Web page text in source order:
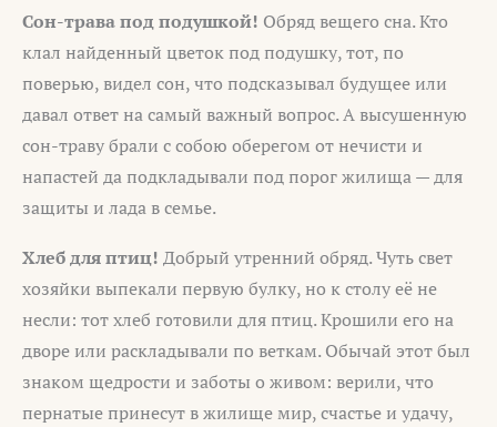
Сон-трава под подушкой! Обряд вещего сна. Кто
клал найденный цветок под подушку, тот, по
поверью, видел сон, что подсказывал будущее или
давал ответ на самый важный вопрос. А высушенную
сон-траву брали с собою оберегом от нечисти и
напастей да подкладывали под порог жилища — для
защиты и лада в семье.
Хлеб для птиц! Добрый утренний обряд. Чуть свет
хозяйки выпекали первую булку, но к столу её не
несли: тот хлеб готовили для птиц. Крошили его на
дворе или раскладывали по веткам. Обычай этот был
знаком щедрости и заботы о живом: верили, что
пернатые принесут в жилище мир, счастье и удачу,